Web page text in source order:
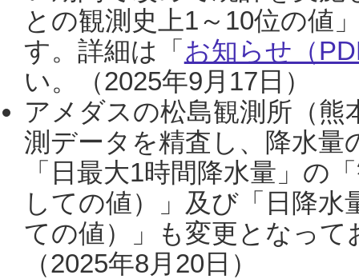
との観測史上1～10位の値
す。詳細は「 お知らせ（
い。（2025年9月17日）
アメダスの松島観測所（熊
測データを精査し、降水
「日最大1時間降水量」の
しての値）」及び「日降
ての値）」も変更となっ
（2025年8月20日）